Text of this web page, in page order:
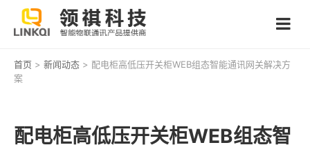
首页 > 新闻动态 > 配电柜高低压开关柜WEB组态智能通讯网关解决方
案
配电柜高低压开关柜WEB组态智